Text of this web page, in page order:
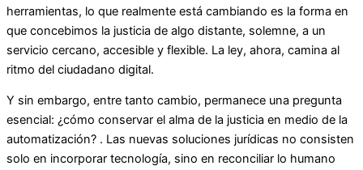
herramientas, lo que realmente está cambiando es la forma en
que concebimos la justicia de algo distante, solemne, a un
servicio cercano, accesible y flexible. La ley, ahora, camina al
ritmo del ciudadano digital.
Y sin embargo, entre tanto cambio, permanece una pregunta
esencial: ¿cómo conservar el alma de la justicia en medio de la
automatización? . Las nuevas soluciones jurídicas no consisten
solo en incorporar tecnología, sino en reconciliar lo humano